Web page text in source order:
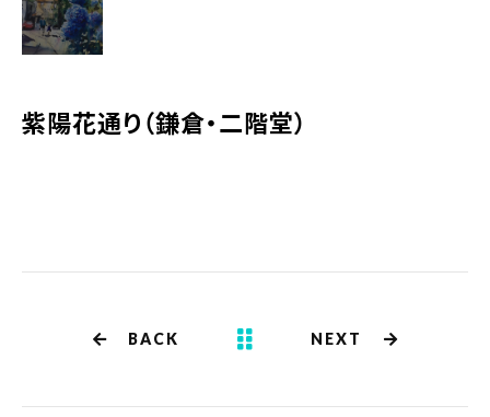
紫陽花通り（鎌倉・二階堂）
BACK NEXT
取材・制作のご依頼 作品購入